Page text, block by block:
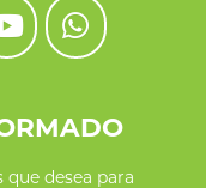
que desea para